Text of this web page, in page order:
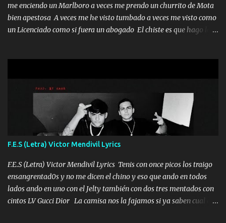
me enciendo un Marlboro a veces me prendo un churrito de Mota
bien apestosa A veces me he visto tumbado a veces me visto como
un Licenciado como si fuera un abogado El chiste es que hago lo
corriente no quieren verte subir de level trucha mis plebes Música
A veces me pongo un sombrero a veces me ven la cachucha de lado
con la mirada siempre en alto A veces me fajó una super o a veces
me fajó una Glock siempre armado todas las generaciones yo
traigo El chiste es que hago lo que quiero pues así soy me mandó
yo tengo el control a todos yo les paro el dedo soy hocicon un
malcriado un malandrón Que Les importa no saben nada falsas
las risas las que me miran hay gente corriente no quieren ve...
F.E.S (Letra) Victor Mendivil Lyrics
F.E.S (Letra) Victor Mendivil Lyrics Tenis con once picos los traigo
ensangrentad0s y no me dicen el chino y eso que ando en todos
lados ando en uno con el Jelty también con dos tres mentados con
cintos LV Gucci Dior La camisa nos la fajamos si ya saben cual es